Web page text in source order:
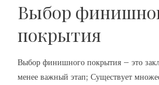
Выбор
покрытия
Выбор финишного покрытия – это
менее важный этап; Существует